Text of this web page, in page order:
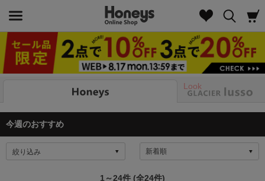
Look
今週のおすすめ
絞り込み
1～24件 (全24件)